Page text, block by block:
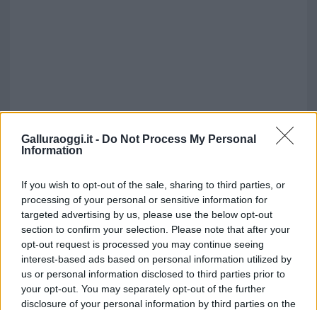
Galluraoggi.it - Do Not Process My Personal
Information
If you wish to opt-out of the sale, sharing to third parties, or
processing of your personal or sensitive information for
targeted advertising by us, please use the below opt-out
section to confirm your selection. Please note that after your
opt-out request is processed you may continue seeing
interest-based ads based on personal information utilized by
us or personal information disclosed to third parties prior to
your opt-out. You may separately opt-out of the further
disclosure of your personal information by third parties on the